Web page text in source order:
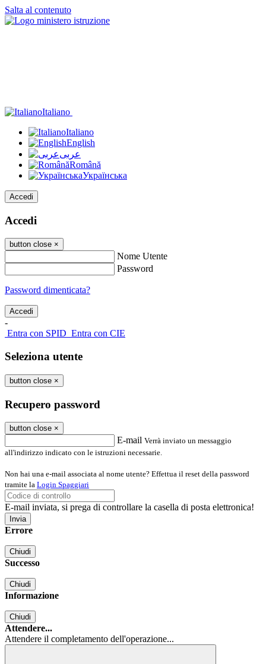
Salta al contenuto
Italiano
Italiano
English
عربى
Română
Українська
Accedi
Accedi
button close ×
Nome Utente
Password
Password dimenticata?
-
Entra con SPID Entra con CIE
Seleziona utente
button close ×
Recupero password
button close ×
E-mail Verrà inviato un messaggio
all'indirizzo indicato con le istruzioni necessarie.
Non hai una e-mail associata al nome utente? Effettua il reset della password
tramite la Login Spaggiari
E-mail inviata, si prega di controllare la casella di posta elettronica!
Errore
Chiudi
Successo
Chiudi
Informazione
Chiudi
Attendere...
Attendere il completamento dell'operazione...